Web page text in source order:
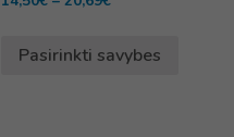
Pasirinkti savybes